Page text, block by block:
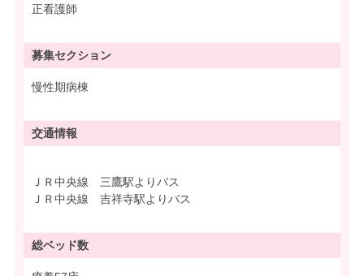
正看護師
募集セクション
慢性期病棟
交通情報
ＪＲ中央線 三鷹駅よりバス
ＪＲ中央線 吉祥寺駅よりバス
総ベッド数